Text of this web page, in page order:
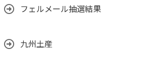
フェルメール抽選結果
九州土産